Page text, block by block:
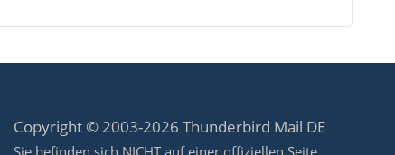
Copyright © 2003-2026 Thunderbird Mail DE
Sie befinden sich NICHT auf einer offiziellen Seite